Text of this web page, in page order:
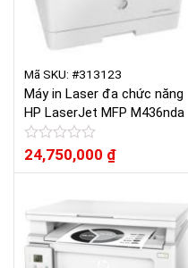
Mã SKU: #313123
Máy in Laser đa chức năng
HP LaserJet MFP M436nda
Được
xếp
sao
24,750,000 ₫